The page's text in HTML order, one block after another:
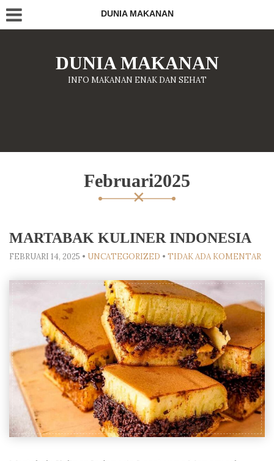
DUNIA MAKANAN
DUNIA MAKANAN
INFO MAKANAN ENAK DAN SEHAT
Februari2025
MARTABAK KULINER INDONESIA
FEBRUARI 14, 2025 • UNCATEGORIZED • TIDAK ADA KOMENTAR